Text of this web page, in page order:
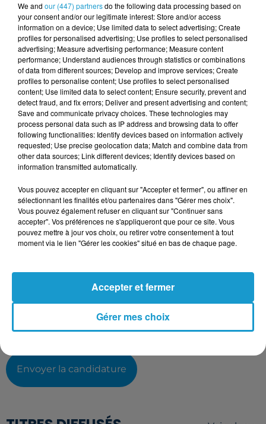
Votre message*
Taille maximum : 500 caractères
Votre CV
L'upload de fichier est limité à 2Mo pour les images et PDF et 5Mo
pour les audios.
L'upload de fichier est limité à 2Mo pour les images et PDF et 5Mo
Envoyer la candidature
We and our (447) partnersdo the following data processing based on
your consent and/or our legitimate interest: Store and/or access
information on a device; Use limited data to select advertising; Create
profiles for personalised advertising; Use profiles to select personalised
advertising; Measure advertising performance; Measure content
performance; Understand audiences through statistics or combinations
of data from different sources; Develop and improve services; Create
profiles to personalise content; Use profiles to select personalised
content; Use limited data to select content; Ensure security, prevent and
detect fraud, and fix errors; Deliver and present advertising and content;
Save and communicate privacy choices. These technologies may
process personal data such as IP address and browsing data to offer
following functionalities: Identify devices based on information actively
requested; Use precise geolocation data; Match and combine data from
other data sources; Link different devices; Identify devices based on
information transmitted automatically.
Vous pouvez accepter en cliquant sur "Accepter et fermer", ou affiner en
sélectionnant les finalités et/ou partenaires dans "Gérer mes choix".
Vous pouvez également refuser en cliquant sur "Continuer sans
accepter". Vos préférences ne s'appliqueront que pour ce site. Vous
pouvez mettre à jour vos choix, ou retirer votre consentement à tout
moment via le lien "Gérer les cookies" situé en bas de chaque page.
Gérer mes choix
Accepter et fermer